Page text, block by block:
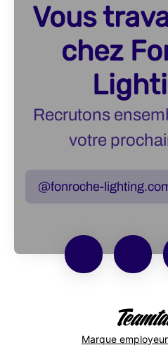
Vous
chez
Recrutons
votre
@fonroche-
Marque employeur